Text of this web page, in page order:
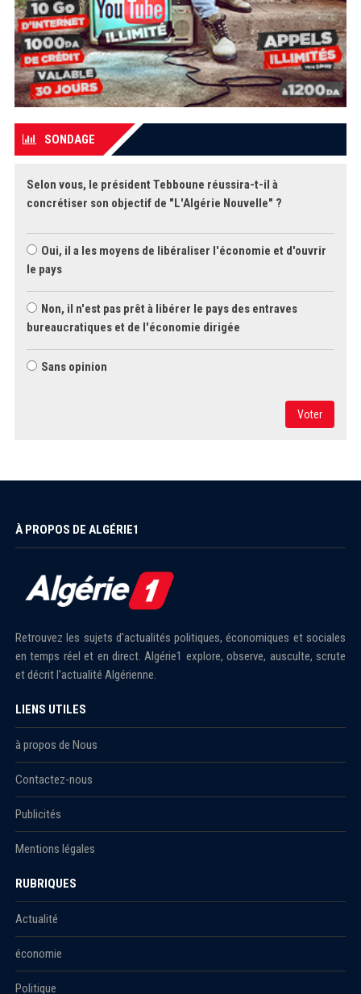
SONDAGE
Selon vous, le président Tebboune réussira-t-il à
concrétiser son objectif de "L'Algérie Nouvelle" ?
Oui, il a les moyens de libéraliser l'économie et d'ouvrir
le pays
Non, il n'est pas prêt à libérer le pays des entraves
bureaucratiques et de l'économie dirigée
Sans opinion
Voter
À PROPOS DE ALGÉRIE1
Retrouvez les sujets d'actualités politiques, économiques et sociales
en temps réel et en direct. Algérie1 explore, observe, ausculte, scrute
et décrit l'actualité Algérienne.
LIENS UTILES
à propos de Nous
Contactez-nous
Publicités
Mentions légales
RUBRIQUES
Actualité
économie
Politique